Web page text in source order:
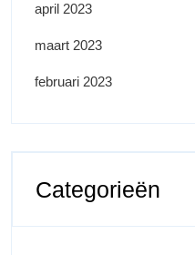
april 2023
maart 2023
februari 2023
Categorieën